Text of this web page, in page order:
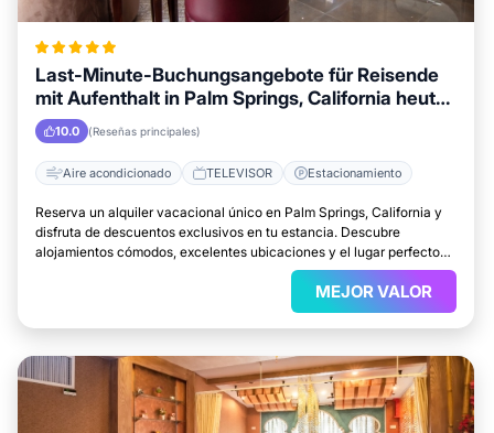
Last-Minute-Buchungsangebote für Reisende
mit Aufenthalt in Palm Springs, California heute
verfügbar
10.0 (Reseñas principales)
Aire acondicionado TELEVISOR Estacionamiento
Reserva un alquiler vacacional único en Palm Springs, California y
disfruta de descuentos exclusivos en tu estancia. Descubre
alojamientos cómodos, excelentes ubicaciones y el lugar perfecto
MEJOR VALOR